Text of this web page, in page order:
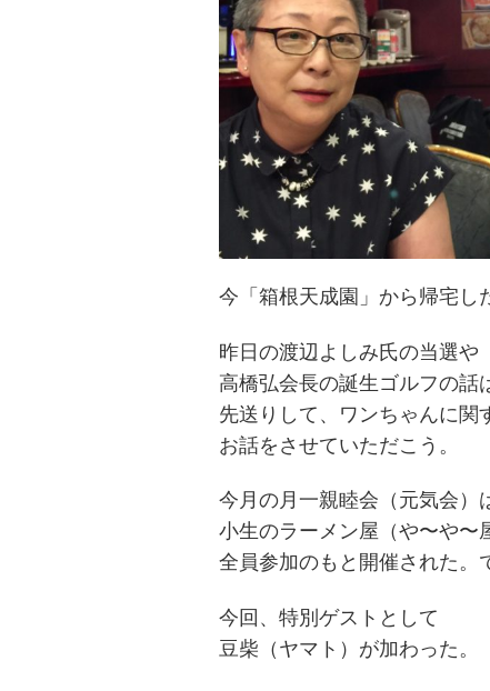
今「箱根天成園」から帰宅し
昨日の渡辺よしみ氏の当選や
高橋弘会長の誕生ゴルフの話
先送りして、ワンちゃんに関
お話をさせていただこう。
今月の月一親睦会（元気会）
小生のラーメン屋（や〜や〜
全員参加のもと開催された。
今回、特別ゲストとして
豆柴（ヤマト）が加わった。